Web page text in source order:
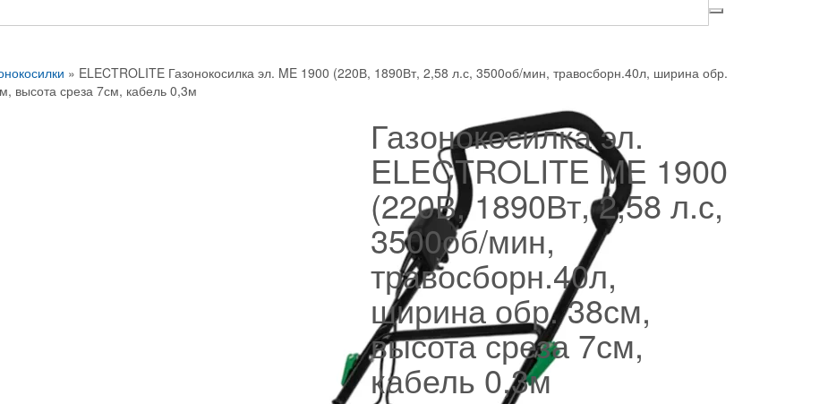
» ELECTROLITE Газонокосилка эл. ME 1900 (220В, 1890Вт, 2,58 л.с, 3500об/мин, травосборн.40л, ширина обр.
высота среза 7см, кабель 0,3м
Газонокосилка эл.
ELECTROLITE ME 1900
(220В, 1890Вт, 2,58 л.с,
3500об/мин,
травосборн.40л,
ширина обр. 38см,
высота среза 7см,
кабель 0,3м